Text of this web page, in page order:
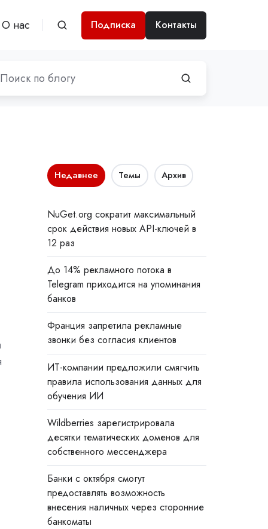
О нас Подписка Контакты
Недавнее Темы Архив
NuGet.org сократит максимальный
срок действия новых API-ключей в
12 раз
До 14% рекламного потока в
Telegram приходится на упоминания
банков
Франция запретила рекламные
звонки без согласия клиентов
ИТ-компании предложили смягчить
правила использования данных для
обучения ИИ
Wildberries зарегистрировала
десятки тематических доменов для
собственного мессенджера
Банки с октября смогут
предоставлять возможность
внесения наличных через сторонние
банкоматы